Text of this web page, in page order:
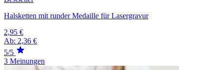
Halsketten mit runder Medaille für Lasergravur
2,95 €
Ab: 2,36 €
5/5
3 Meinungen